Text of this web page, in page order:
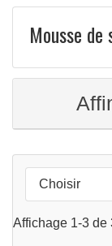
Mousse de
Choisir
Affichage 1-3 de